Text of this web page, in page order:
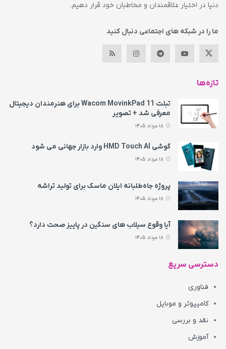
دنیا در اختیار علاقمندان و مخاطبان خود قرار دهیم.
ما را در شبکه های اجتماعی دنبال کنید
تازه‌ها
تبلت Wacom MovinkPad 11 برای هنرمندان دیجیتال
معرفی شد + تصویر
گوشی HMD Touch AI وارد بازار جهانی می‌ شود
پروژه جاه‌طلبانه ایلان ماسک برای تولید تراشه
آیا وقوع سیلاب های سنگین در پاییز صحت دارد؟
دسترسی سریع
فناوری
کامپیوتر و موبایل
نقد و بررسی
آموزش